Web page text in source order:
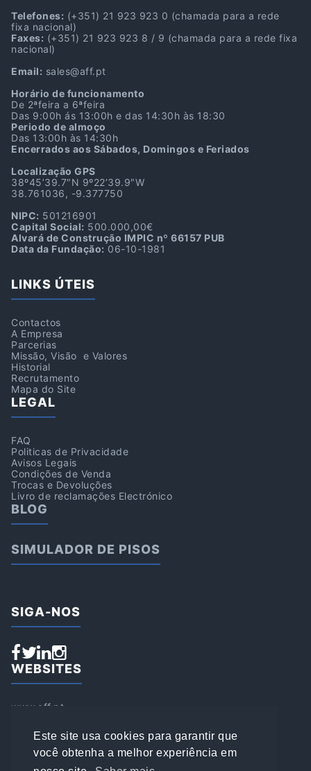
Este site usa cookies para garantir que
você obtenha a melhor experiência em
Telefones: (+351) 21 923 923 0 (chamada para a rede
fixa nacional)
Faxes: (+351) 21 923 923 8 / 9 (chamada para a rede fixa
nacional)
Email: sales@aff.pt
Horário de funcionamento
De 2ªfeira a 6ªfeira
Das 9:00h ás 13:00h e das 14:30h às 18:30
Periodo de almoço
Das 13:00h às 14:30h
Encerrados aos Sábados, Domingos e Feriados
Localização GPS
38º45’39.7″N 9º22’39.9″W
38.761036, -9.377750
NIPC: 501216901
Capital Social: 500.000,00€
Alvará de Construção IMPIC nº 66157 PUB
Data da Fundação: 06-10-1981
LINKS ÚTEIS
Contactos
A Empresa
Parcerias
Missão, Visão e Valores
Historial
Recrutamento
Mapa do Site
LEGAL
FAQ
Politicas de Privacidade
Avisos Legais
Condições de Venda
Trocas e Devoluções
Livro de reclamações Electrónico
BLOG
SIMULADOR DE PISOS
SIGA-NOS
WEBSITES
www.aff.pt
www.loja.affsports.pt
PESQUISAR